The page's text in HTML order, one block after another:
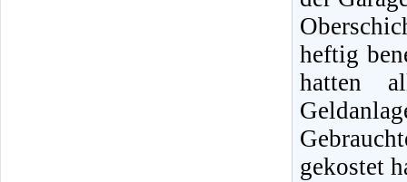
heftig
hatten
gekostet